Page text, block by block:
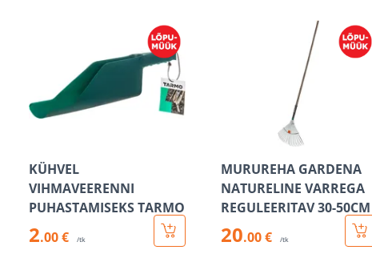
KÜHVEL
VIHMAVEERENNI
PUHASTAMISEKS TARMO
2.00 € /tk
MURUREHA GARDENA
NATURELINE VARREGA
REGULEERITAV 30-50CM
20.00 € /tk